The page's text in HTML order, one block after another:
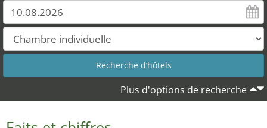
Plus d'options de recherche